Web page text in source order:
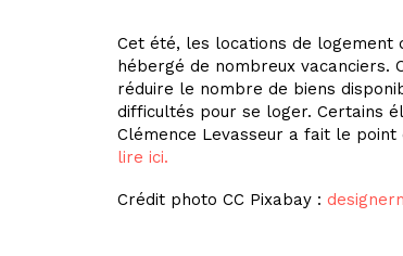
Cet été, les locations de
hébergé de nombreux vacanciers.
réduire le nombre de biens
difficultés pour se loger. Certains
Clémence Levasseur a fait le
lire ici.
Crédit photo CC Pixabay :